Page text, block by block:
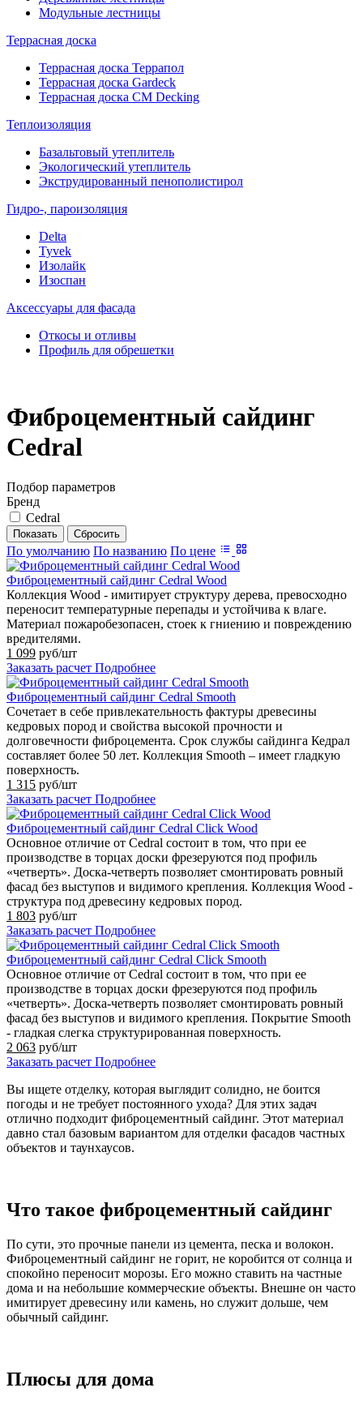
Модульные лестницы
Террасная доска
Террасная доска Террапол
Террасная доска Gardeck
Террасная доска CM Decking
Теплоизоляция
Базальтовый утеплитель
Экологический утеплитель
Экструдированный пенополистирол
Гидро-, пароизоляция
Delta
Tyvek
Изолайк
Изоспан
Аксессуары для фасада
Откосы и отливы
Профиль для обрешетки
Фиброцементный сайдинг
Cedral
Подбор параметров
Бренд
Cedral
По умолчанию По названию По цене
Фиброцементный сайдинг Cedral Wood
Коллекция Wood - имитирует структуру дерева, превосходно
переносит температурные перепады и устойчива к влаге.
Материал пожаробезопасен, стоек к гниению и повреждению
вредителями.
1 099 руб/шт
Заказать расчет Подробнее
Фиброцементный сайдинг Cedral Smooth
Сочетает в себе привлекательность фактуры древесины
кедровых пород и свойства высокой прочности и
долговечности фиброцемента. Срок службы сайдинга Кедрал
составляет более 50 лет. Коллекция Smooth – имеет гладкую
поверхность.
1 315 руб/шт
Заказать расчет Подробнее
Фиброцементный сайдинг Cedral Click Wood
Основное отличие от Cedral состоит в том, что при ее
производстве в торцах доски фрезеруются под профиль
«четверть». Доска-четверть позволяет смонтировать ровный
фасад без выступов и видимого крепления. Коллекция Wood -
структура под древесину кедровых пород.
1 803 руб/шт
Заказать расчет Подробнее
Фиброцементный сайдинг Cedral Click Smooth
Основное отличие от Cedral состоит в том, что при ее
производстве в торцах доски фрезеруются под профиль
«четверть». Доска-четверть позволяет смонтировать ровный
фасад без выступов и видимого крепления. Покрытие Smooth
- гладкая слегка структурированная поверхность.
2 063 руб/шт
Заказать расчет Подробнее
Вы ищете отделку, которая выглядит солидно, не боится
погоды и не требует постоянного ухода? Для этих задач
отлично подходит фиброцементный сайдинг. Этот материал
давно стал базовым вариантом для отделки фасадов частных
объектов и таунхаусов.
Что такое фиброцементный сайдинг
По сути, это прочные панели из цемента, песка и волокон.
Фиброцементный сайдинг не горит, не коробится от солнца и
спокойно переносит морозы. Его можно ставить на частные
дома и на небольшие коммерческие объекты. Внешне он часто
имитирует древесину или камень, но служит дольше, чем
обычный сайдинг.
Плюсы для дома